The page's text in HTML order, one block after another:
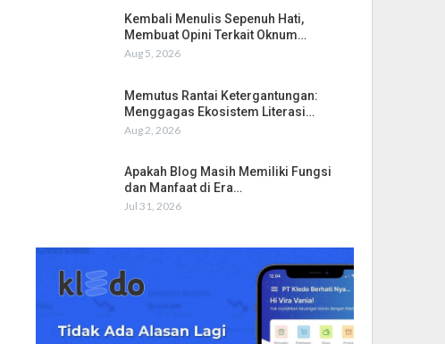
Kembali Menulis Sepenuh Hati,
Membuat Opini Terkait Oknum…
Aug 5, 2026
Memutus Rantai Ketergantungan:
Menggagas Ekosistem Literasi…
Aug 2, 2026
Apakah Blog Masih Memiliki Fungsi
dan Manfaat di Era…
Jul 31, 2026